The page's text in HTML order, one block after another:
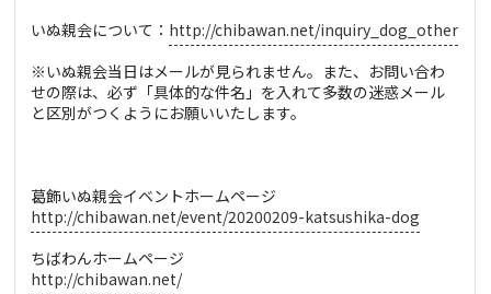
いぬ親会について： http://chibawan.net/inquiry_dog_other
※いぬ親会当日はメールが見られません。また、お問い合わ
せの際は、必ず「具体的な件名」を入れて多数の迷惑メール
と区別がつくようにお願いいたします。
葛飾いぬ親会イベントホームページ
http://chibawan.net/event/20200209-katsushika-dog
ちばわんホームページ
http://chibawan.net/